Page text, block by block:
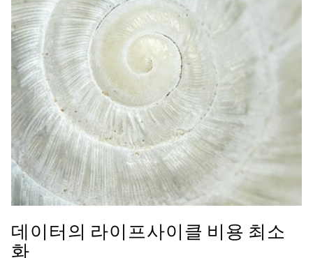
데이터의 라이프사이클 비용 최소
화